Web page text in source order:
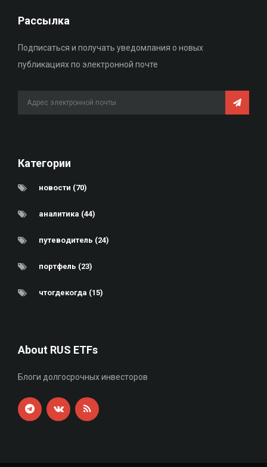
Рассылка
Подписаться и получать уведомлания о новых
публикациях по электронной почте
Категории
новости (70)
аналитика (44)
путеводитель (24)
портфель (23)
чтогдекогда (15)
About RUS ETFs
Блоги долгосрочных инвесторов